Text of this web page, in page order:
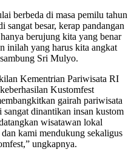
berbeda di masa pemilu tahun
sangat besar, kerap pandangan
berujung kita yang benar
inilah yang harus kita angkat
Sri Mulyo.
Kementrian Pariwisata RI
Kustomfest
gairah pariwisata
dinantikan insan kustom
wisatawan lokal
kami mendukung sekaligus
ungkapnya.